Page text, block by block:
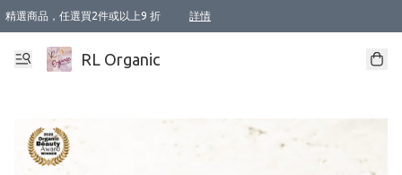
精選商品，任選買2件或以上9 折 詳情
XI周年優惠【新品自由選2件88折/3件85折】
XI周年優惠【Chakra 脈輪平衡自由選2件9折/3件85折/5件8折】
Florame 肌底自由選 2支9折 3支85折
XI周年優惠【蟲蟲退散 · 防衛結界﹞系列2件9折】
Sunki 任選2件95折
BIOFFICINA TOSCANA 任選2支9折 3支85折
Lamav 任選1件9折 2件85折
Mukti Organics 指定產品任選1件9折, 2件88折 3件85折
Intelligent Nutrients Skincare 任選2件9折
deodorant 任選2件88折
化妝品 任選2件95折
XI周年優惠【身心靈單品 任選2件9折/3件85折/5件8折】
XI周年優惠 【精油/香水 任選2件9折/3件85折/5件8折】
XI周年優惠【「關節到肌膚」全效養護 BODY OIL 組2件88折/3件85折】
XI周年優惠【夏日有機物理防曬套裝2件88折】
XI周年優惠【夏日潔面隨意選2件88折/3件85折】
XI周年優惠【逆齡奇蹟抗氧 11 自由選2件88折/3件85折/4件或以上8折】
新會員首次購物即享全單 95 折優惠！
成為VIP / VVIP 可享有生日月現金扣減獎賞優惠 !! 記得去賬户資料填上生日日期啦 !
選用順豐速運，滿$500 免運費
本地速遞 京東 送住宅/ 工商地址 $400 免運費
澳門訂單選用順豐速運，滿$800 免運費
RL Organic